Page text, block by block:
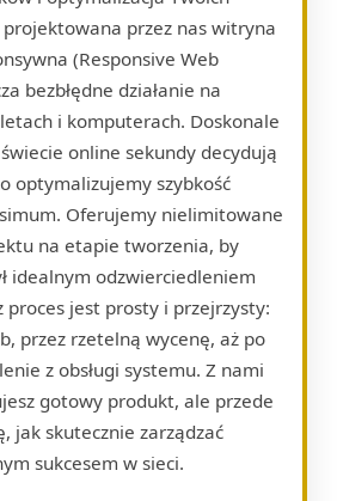
przez nas witryna
(Responsive Web
bezbłędne działanie na
i komputerach. Doskonale
online sekundy decydują
optymalizujemy szybkość
Oferujemy nielimitowane
na etapie tworzenia, by
idealnym odzwierciedleniem
proces jest prosty i przejrzysty:
przez rzetelną wycenę, aż po
z obsługi systemu. Z nami
gotowy produkt, ale przede
jak skutecznie zarządzać
sukcesem w sieci.